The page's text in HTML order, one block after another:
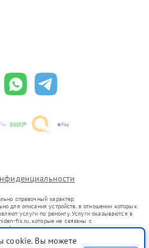
справочный характер.
для описания устройств, в отношении которых
услуги по ремонту. Услуги оказываются в
fix.ru, которые не связаны с
официальными представителями.
в гражданский оборот в соответствии
cookie. Вы можете